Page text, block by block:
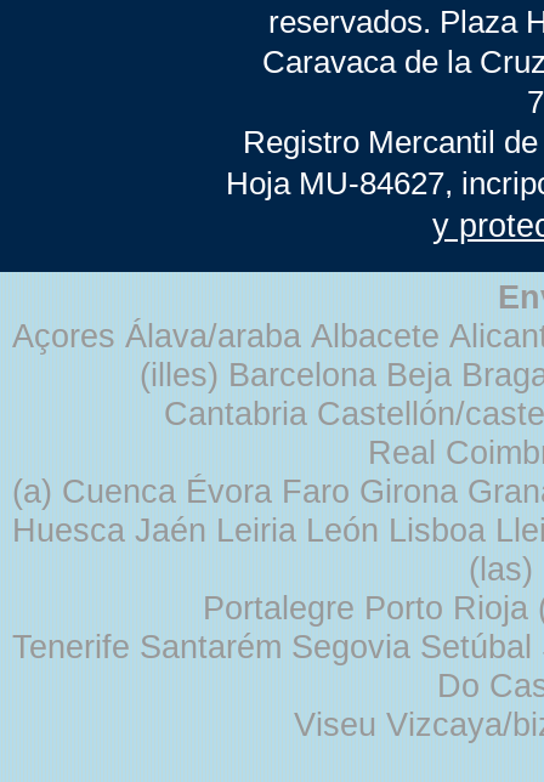
reservados. Plaza
Caravaca de la
Registro Mercantil
Hoja MU-84627,
y
Açores Álava/araba Albacete
(illes) Barcelona Beja
Cantabria Castellón/
Real
(a) Cuenca Évora Faro Girona
Huesca Jaén Leiria León Lisboa
Portalegre Porto
Tenerife Santarém Segovia
Do
Viseu Vizcaya/